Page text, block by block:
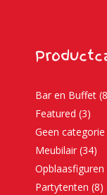
Bar en Buffet
Featured (3)
Geen categorie
Meubilair (34)
Opblaasfiguren
Partytenten (8)